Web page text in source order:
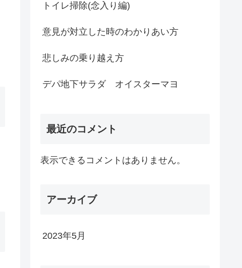
トイレ掃除(念入り編)
意見が対立した時のわかりあい方
悲しみの乗り越え方
デパ地下サラダ オイスターマヨ
最近のコメント
表示できるコメントはありません。
アーカイブ
2023年5月